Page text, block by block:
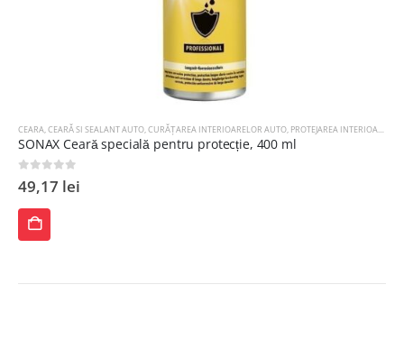
CEARA,CEARĂ SI SEALANT AUTO,CURĂȚAREA INTERIOARELOR AUTO, PROTEJAREA INTERIOARELOR AUTO
SONAX Ceară specială pentru protecție, 400 ml
0out of 5
49,17 lei
ÎN